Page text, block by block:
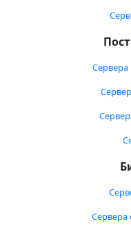
Сервера